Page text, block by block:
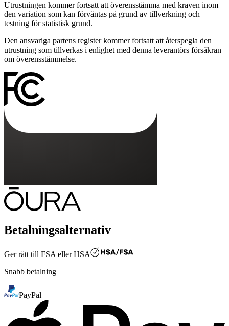
Utrustningen kommer fortsatt att överensstämma med kraven inom
den variation som kan förväntas på grund av tillverkning och
testning för statistisk grund.
Den ansvariga partens register kommer fortsatt att återspegla den
utrustning som tillverkas i enlighet med denna leverantörs försäkran
om överensstämmelse.
Betalningsalternativ
Ger rätt till FSA eller HSA
Snabb betalning
PayPal